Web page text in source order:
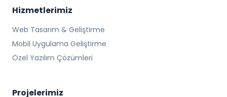
Hizmetlerimiz
Web Tasarım & Geliştirme
Mobil Uygulama Geliştirme
Özel Yazılım Çözümleri
Projelerimiz